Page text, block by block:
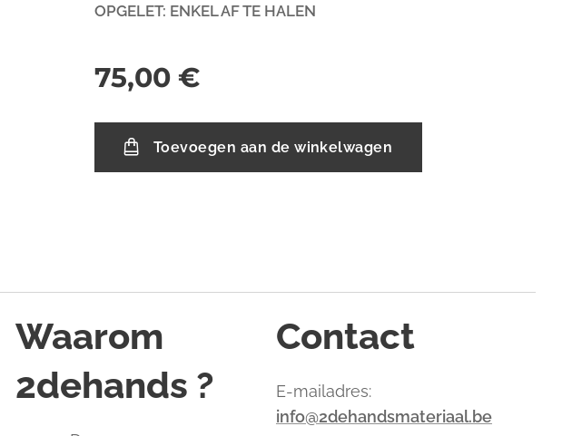
OPGELET: ENKEL AF TE HALEN
75,00 €
Toevoegen aan de winkelwagen
Waarom
2dehands ?
Contact
E-mailadres:
info@2dehandsmateriaal.be